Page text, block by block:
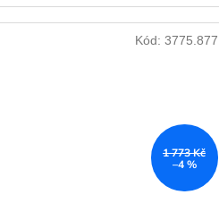
1 773 Kč
–4 %
Kód: 3775.877